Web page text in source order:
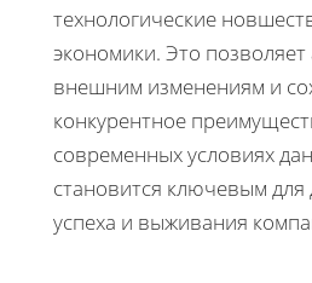
технологические
экономики. Это
внешним изменениям и
конкурентное
современных условиях
становится ключевым для
успеха и выживания